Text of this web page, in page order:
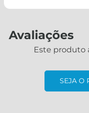
Avaliações
Este produto
SEJA O